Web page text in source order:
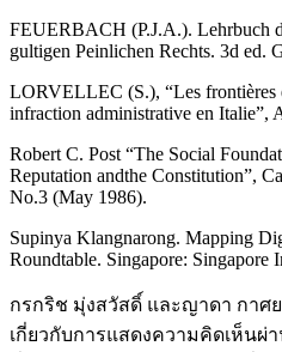
FEUERBACH (P.J.A.). Lehrbuch
gultigen Peinlichen Rechts. 3d ed.
LORVELLEC (S.), “Les frontières
infraction administrative en Italie”,
Robert C. Post “The Social
Reputation andthe Constitution”,
No.3 (May 1986).
Supinya Klangnarong. Mapping
Roundtable. Singapore: Singapore
กรกริช มุ่งสวัสดิ์ และญาดา กา
เกี่ยวกับการแสดงความคิดเห็นผ่